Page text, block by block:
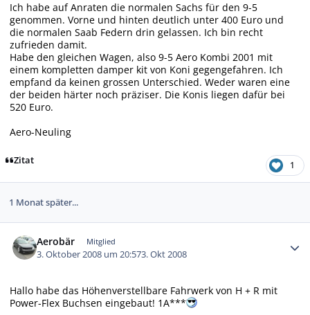
Ich habe auf Anraten die normalen Sachs für den 9-5
genommen. Vorne und hinten deutlich unter 400 Euro und
die normalen Saab Federn drin gelassen. Ich bin recht
zufrieden damit.
Habe den gleichen Wagen, also 9-5 Aero Kombi 2001 mit
einem kompletten damper kit von Koni gegengefahren. Ich
empfand da keinen grossen Unterschied. Weder waren eine
der beiden härter noch präziser. Die Konis liegen dafür bei
520 Euro.
Aero-Neuling
Zitat 1
1 Monat später...
Aerobär Mitglied
3. Oktober 2008 um 20:573. Okt 2008
Hallo habe das Höhenverstellbare Fahrwerk von H + R mit
Power-Flex Buchsen eingebaut! 1A***